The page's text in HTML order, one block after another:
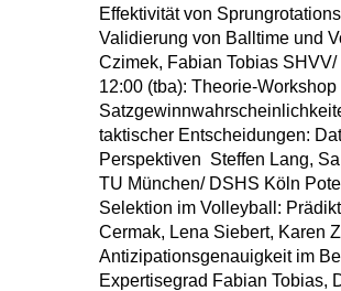
Effektivität von
Validierung von Balltime und
Czimek, Fabian Tobias
12:00 (tba): Theorie-
taktischer Entscheidungen:
Perspektiven Steffen Lang,
TU München/ DSHS Köln
Selektion im Volleyball:
Cermak, Lena Siebert, Karen
Antizipationsgenauigkeit im
Expertisegrad Fabian Tobias,